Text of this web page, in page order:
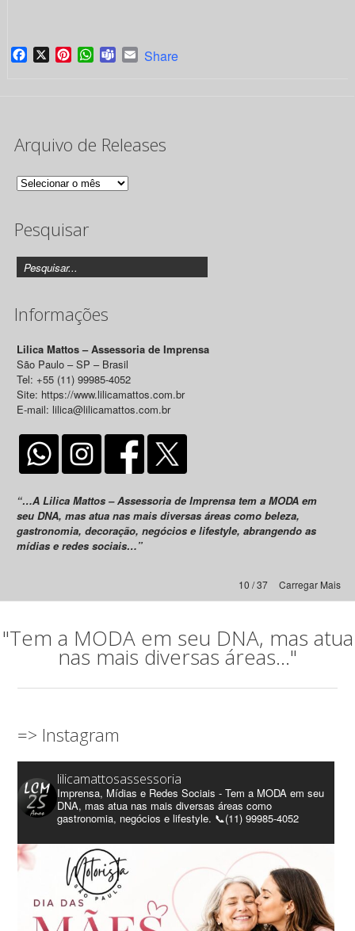
Facebook
X PinterestWhatsApp
TeamsEmail
Share
Arquivo de Releases
Arquivo
Releases
Pesquisar
Informações
Lilica Mattos – Assessoria de Imprensa
São Paulo – SP – Brasil
Tel: +55 (11) 99985-4052
Site: https://www.lilicamattos.com.br
E-mail: lilica@lilicamattos.com.br
“…A Lilica Mattos – Assessoria de Imprensa tem a MODA em
seu DNA, mas atua nas mais diversas áreas como beleza,
gastronomia, decoração, negócios e lifestyle, abrangendo as
mídias e redes sociais…”
Carregar Mais
10 / 37
"Tem a MODA em seu DNA, mas atua
nas mais diversas áreas..."
=> Instagram
lilicamattosassessoria
Imprensa, Mídias e Redes Sociais - Tem a MODA em seu
DNA, mas atua nas mais diversas áreas como
gastronomia, negócios e lifestyle. 📞(11) 99985-4052